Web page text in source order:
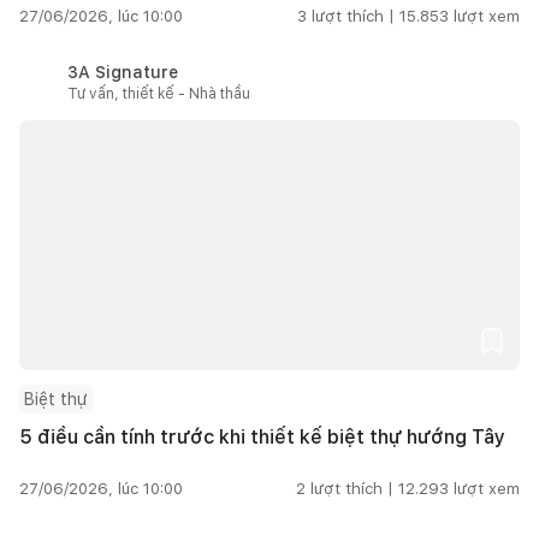
27/06/2026, lúc 10:00 3 lượt thích | 15.853 lượt xem
3A Signature
Tư vấn, thiết kế - Nhà thầu
Biệt thự
5 điều cần tính trước khi thiết kế biệt thự hướng Tây
27/06/2026, lúc 10:00 2 lượt thích | 12.293 lượt xem